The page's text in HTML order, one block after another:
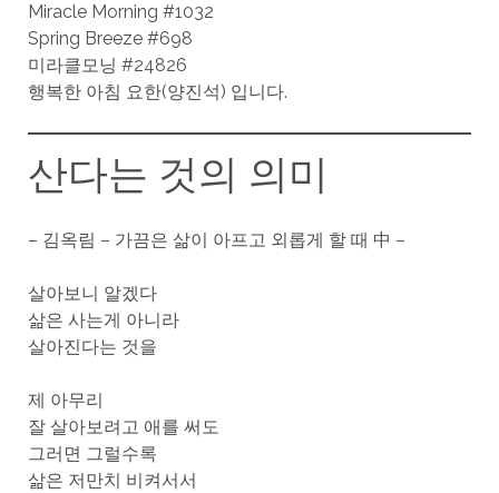
Miracle Morning #1032
Spring Breeze #698
미라클모닝 #24826
행복한 아침 요한(양진석) 입니다.
산다는 것의 의미
– 김옥림 – 가끔은 삶이 아프고 외롭게 할 때 中 –
살아보니 알겠다
삶은 사는게 아니라
살아진다는 것을
제 아무리
잘 살아보려고 애를 써도
그러면 그럴수록
삶은 저만치 비켜서서